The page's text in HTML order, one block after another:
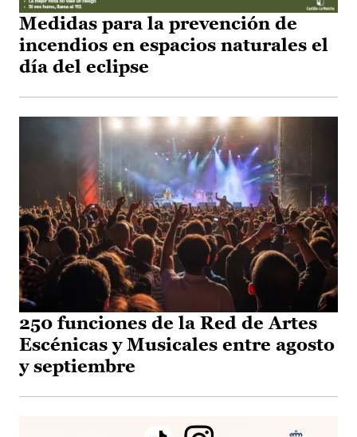
Medidas para la prevención de
incendios en espacios naturales el
día del eclipse
250 funciones de la Red de Artes
Escénicas y Musicales entre agosto
y septiembre